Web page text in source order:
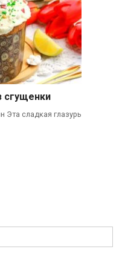
сгущенки
Эта сладкая глазурь